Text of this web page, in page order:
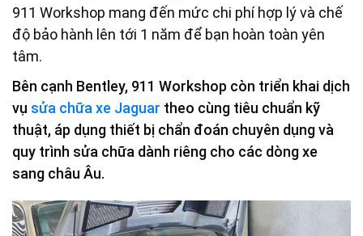
911 Workshop mang đến mức chi phí hợp lý và chế
độ bảo hành lên tới 1 năm để bạn hoàn toàn yên
tâm.
Bên cạnh Bentley, 911 Workshop còn triển khai dịch
vụ sửa chữa xe Jaguar theo cùng tiêu chuẩn kỹ
thuật, áp dụng thiết bị chẩn đoán chuyên dụng và
quy trình sửa chữa dành riêng cho các dòng xe
sang châu Âu.